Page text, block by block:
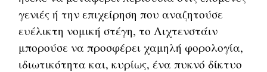
γενιές ή την επιχείρηση που αναζητούσε
ευέλικτη νομική στέγη, το Λιχτενστάιν
μπορούσε να προσφέρει χαμηλή φορολογία,
ιδιωτικότητα και, κυρίως, ένα πυκνό δίκτυο